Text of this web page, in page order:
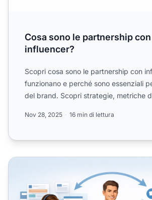
Cosa sono le partnership con
influencer?
Scopri cosa sono le partnership con
funzionano e perché sono essenziali
del brand. Scopri strategie, metriche
Nov 28, 2025 16 min di lettura
3 tipi principali di affiliati: guida